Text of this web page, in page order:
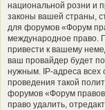
национальной розни и
законы вашей страны,
для форумов «Форум
международное право.
привести к вашему
ваш провайдер будет
нужным. IP-адреса всех
проведения такой
форумов «Форум
право удалить,